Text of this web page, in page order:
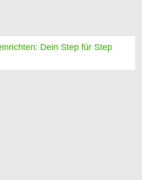
Dein Step für Step